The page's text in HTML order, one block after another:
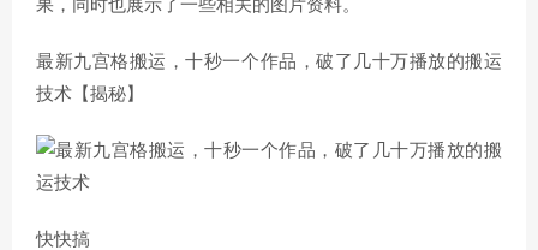
果，同时也展示了一些相关的图片资料。
最新九宫格搬运，十秒一个作品，破了几十万播放的搬运
技术【揭秘】
快快搞